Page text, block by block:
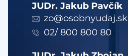
JUDr. Jakub Pavčík
zo@osobnyudaj.sk
02/ 800 800 80